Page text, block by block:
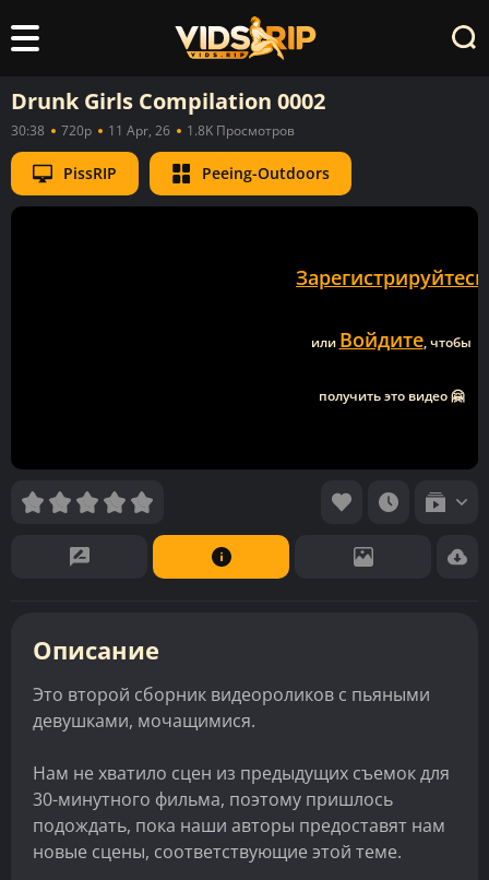
Drunk Girls Compilation 0002
30:38 720p 11 Apr, 26 1.8K Просмотров
PissRIP Peeing-Outdoors
Зарегистрируйтесь
или Войдите, чтобы
получить это видео 🤗
Описание
Это второй сборник видеороликов с пьяными
девушками, мочащимися.
Нам не хватило сцен из предыдущих съемок для
30-минутного фильма, поэтому пришлось
подождать, пока наши авторы предоставят нам
новые сцены, соответствующие этой теме.